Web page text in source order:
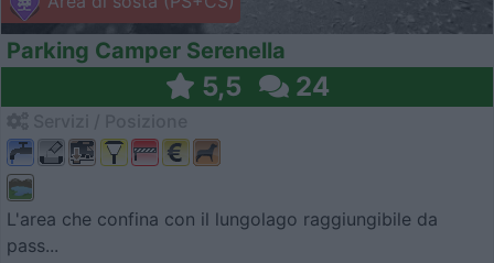
Parking Camper Serenella
5,5 24
L'area che confina con il lungolago raggiungibile da
pass...